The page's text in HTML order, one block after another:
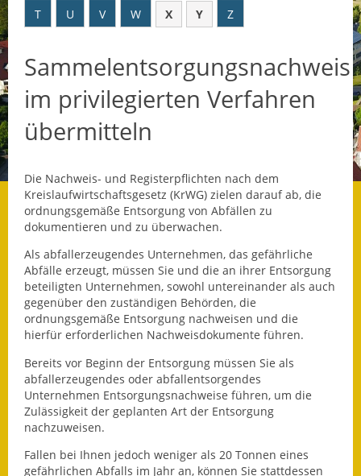
Datenschutz
Datenschutz im
Steueramt
Was die Alten noch
wussten!
Wagner-Werkstatt
Informationsbroschüre
Lärmaktionsplan
Leichte Sprache
Infos in Leichter Sprache
Nachhaltigkeitsbericht
T
U V W X Y Z
Sammelentsorgungsnachweis
im privilegierten Verfahren
übermitteln
Die Nachweis- und Registerpflichten nach dem
Kreislaufwirtschaftsgesetz (KrWG) zielen darauf ab, die
ordnungsgemäße Entsorgung von Abfällen zu
dokumentieren und zu überwachen.
Als abfallerzeugendes Unternehmen, das gefährliche
Abfälle erzeugt, müssen Sie und die an ihrer Entsorgung
beteiligten Unternehmen, sowohl untereinander als auch
gegenüber den zuständigen Behörden, die
ordnungsgemäße Entsorgung nachweisen und die
hierfür erforderlichen Nachweisdokumente führen.
Bereits vor Beginn der Entsorgung müssen Sie als
abfallerzeugendes oder abfallentsorgendes
Unternehmen Entsorgungsnachweise führen, um die
Zulässigkeit der geplanten Art der Entsorgung
nachzuweisen.
Fallen bei Ihnen jedoch weniger als 20 Tonnen eines
gefährlichen Abfalls im Jahr an, können Sie stattdessen